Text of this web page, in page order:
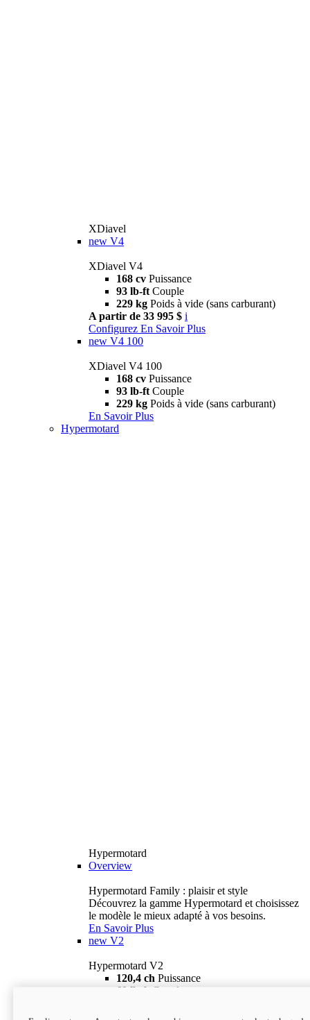
XDiavel
new V4
XDiavel V4
168 cv Puissance
93 lb-ft Couple
229 kg Poids à vide (sans carburant)
A partir de 33 995 $ i
Configurez En Savoir Plus
new V4 100
XDiavel V4 100
168 cv Puissance
93 lb-ft Couple
229 kg Poids à vide (sans carburant)
En Savoir Plus
Hypermotard
Hypermotard
Overview
Hypermotard Family : plaisir et style
Découvrez la gamme Hypermotard et choisissez
le modèle le mieux adapté à vos besoins.
En Savoir Plus
new V2
Hypermotard V2
120,4 ch Puissance
69 lb-ft
Couple
18 895 $